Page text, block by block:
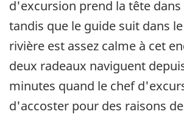
d'excursion prend la tête dans
tandis que le guide suit dans le
rivière est assez calme à cet
deux radeaux naviguent
minutes quand le chef
d'accoster pour des raisons